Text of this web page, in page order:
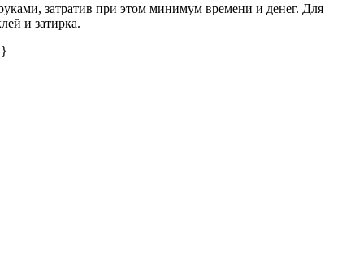
затратив при этом минимум времени и денег. Для
и затирка.
}